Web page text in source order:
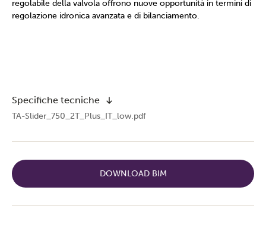
regolabile della valvola offrono nuove opportunità in termini di
regolazione idronica avanzata e di bilanciamento.
Specifiche tecniche
TA-Slider_750_2T_Plus_IT_low.pdf
DOWNLOAD BIM